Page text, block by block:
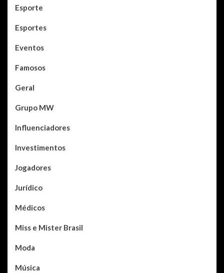
Esporte
Esportes
Eventos
Famosos
Geral
Grupo MW
Influenciadores
Investimentos
Jogadores
Jurídico
Médicos
Miss e Mister Brasil
Moda
Música